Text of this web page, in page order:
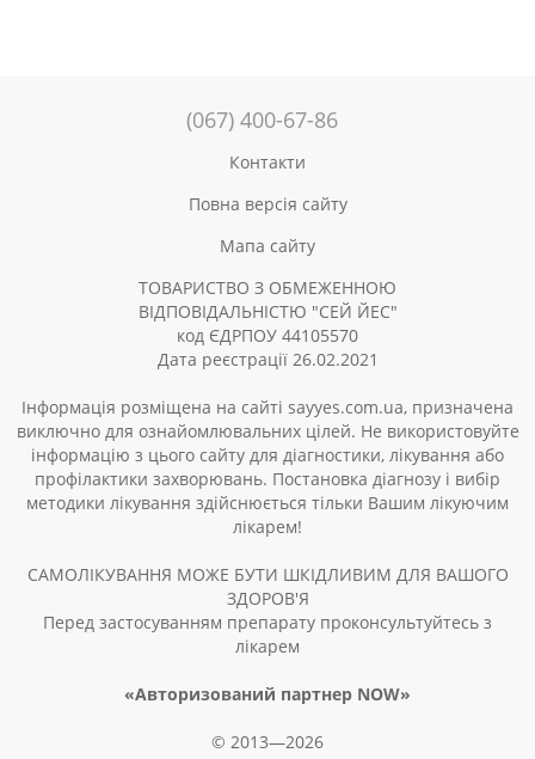
(067) 400-67-86
Контакти
Повна версія сайту
Мапа сайту
ТОВАРИСТВО З ОБМЕЖЕННОЮ
ВІДПОВІДАЛЬНІСТЮ "СЕЙ ЙЕС"
код ЄДРПОУ 44105570
Дата реєстрації 26.02.2021
Інформація розміщена на сайті sayyes.com.ua, призначена
виключно для ознайомлювальних цілей. Не використовуйте
інформацію з цього сайту для діагностики, лікування або
профілактики захворювань. Постановка діагнозу і вибір
методики лікування здійснюється тільки Вашим лікуючим
лікарем!
САМОЛІКУВАННЯ МОЖЕ БУТИ ШКІДЛИВИМ ДЛЯ ВАШОГО
ЗДОРОВ'Я
Перед застосуванням препарату проконсультуйтесь з
лікарем
«Авторизований партнер NOW»
© 2013—2026